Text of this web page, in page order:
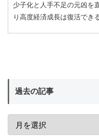
少子化と人手不足の元凶を
り高度経済成長は復活できる
過去の記事